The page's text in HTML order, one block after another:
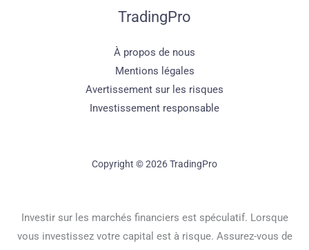
TradingPro
À propos de nous
Mentions légales
Avertissement sur les risques
Investissement responsable
Copyright © 2026 TradingPro
Investir sur les marchés financiers est spéculatif. Lorsque
vous investissez votre capital est à risque. Assurez-vous de